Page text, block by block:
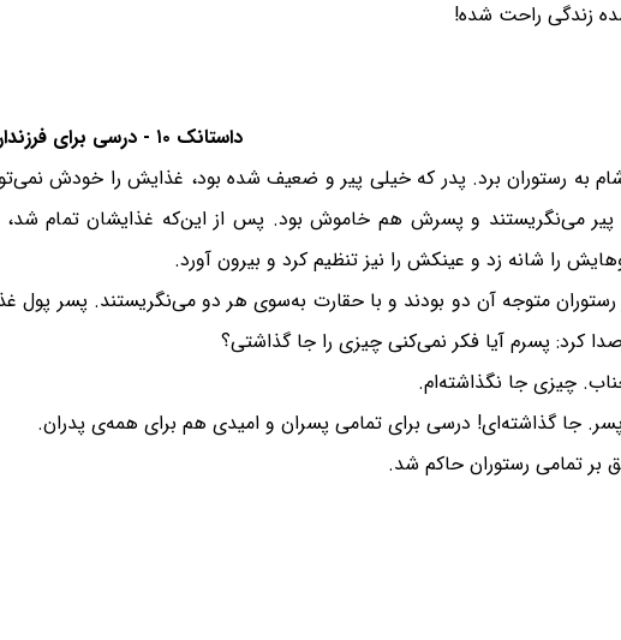
زندگی راحت شده!
داستانک ۱۰ - درسی برای فرزندان
به رستوران برد. پدر که خیلی پیر و ضعیف شده بود، غذایش را خودش
پیر می‌نگریستند و پسرش هم خاموش بود. پس از این‌که غذایشان تمام
را شانه زد و عینکش را نیز تنظیم کرد و بیرون آورد.
رستوران متوجه آن دو بودند و با حقارت به‌سوی هر دو می‌نگریستند. پسر پول
کرد: پسرم آیا فکر نمی‌کنی چیزی را جا گذاشتی؟
چیزی جا نگذاشته‌ام.
جا گذاشته‌ای! درسی برای تمامی پسران و امیدی هم برای همه‌ی پدران.
تمامی رستوران حاکم شد.